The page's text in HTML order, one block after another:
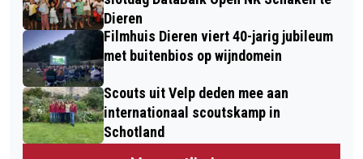
Dieren
Filmhuis Dieren viert 40-jarig jubileum
met buitenbios op wijndomein
Scouts uit Velp deden mee aan
internationaal scoutskamp in
Schotland